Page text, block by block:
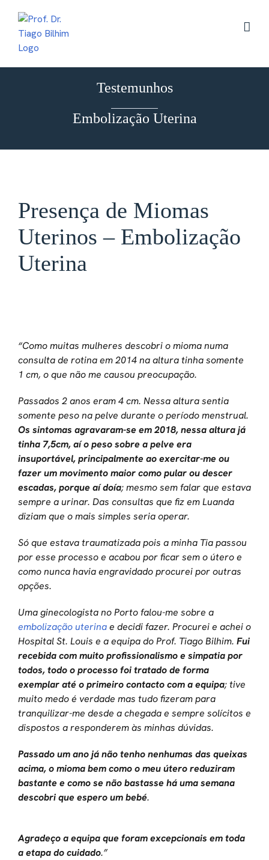
content
Testemunhos
Embolização Uterina
Presença de Miomas
Uterinos – Embolização
Uterina
“Como muitas mulheres descobri o mioma numa
consulta de rotina em 2014 na altura tinha somente
1 cm, o que não me causou preocupação.
Passados 2 anos eram 4 cm. Nessa altura sentia
somente peso na pelve durante o período menstrual.
Os sintomas agravaram-se em 2018, nessa altura já
tinha 7,5cm, aí o peso sobre a pelve era
insuportável, principalmente ao exercitar-me ou
fazer um movimento maior como pular ou descer
escadas, porque aí doía; mesmo sem falar que estava
sempre a urinar. Das consultas que fiz em Luanda
diziam que o mais simples seria operar.
Só que estava traumatizada pois a minha Tia passou
por esse processo e acabou por ficar sem o útero e
como nunca havia engravidado procurei por outras
opções.
Uma ginecologista no Porto falou-me sobre a
embolização uterinae decidi fazer. Procurei e achei o
Hospital St. Louis e a equipa do Prof. Tiago Bilhim. Fui
recebida com muito profissionalismo e simpatia por
todos, todo o processo foi tratado de forma
exemplar até o primeiro contacto com a equipa; tive
muito medo é verdade mas tudo fizeram para
tranquilizar-me desde a chegada e sempre solícitos e
dispostos a responderem às minhas dúvidas.
Passado um ano já não tenho nenhumas das queixas
acima, o mioma bem como o meu útero reduziram
bastante e como se não bastasse há uma semana
descobri que espero um bebé.
Agradeço a equipa que foram excepcionais em toda
a etapa do cuidado.”